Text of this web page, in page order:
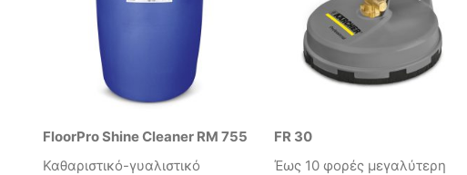
FloorPro Shine Cleaner RM 755
Καθαριστικό-γυαλιστικό
FR 30
Έως 10 φορές μεγαλύτερη